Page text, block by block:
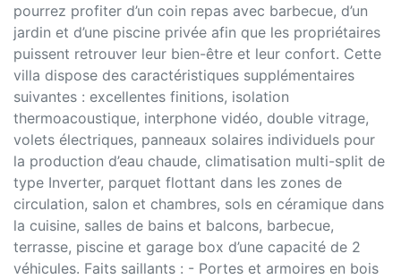
pourrez profiter d’un coin repas avec barbecue, d’un
jardin et d’une piscine privée afin que les propriétaires
puissent retrouver leur bien-être et leur confort. Cette
villa dispose des caractéristiques supplémentaires
suivantes : excellentes finitions, isolation
thermoacoustique, interphone vidéo, double vitrage,
volets électriques, panneaux solaires individuels pour
la production d’eau chaude, climatisation multi-split de
type Inverter, parquet flottant dans les zones de
circulation, salon et chambres, sols en céramique dans
la cuisine, salles de bains et balcons, barbecue,
terrasse, piscine et garage box d’une capacité de 2
véhicules. Faits saillants : - Portes et armoires en bois